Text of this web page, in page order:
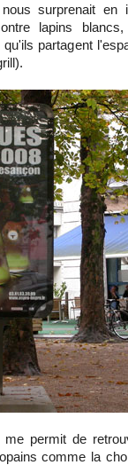
surprenait en
lapins
partagent
me permit de
comme la